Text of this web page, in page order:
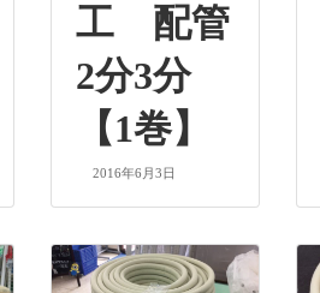
工 配管
2分3分
【1巻】
2016年6月3日